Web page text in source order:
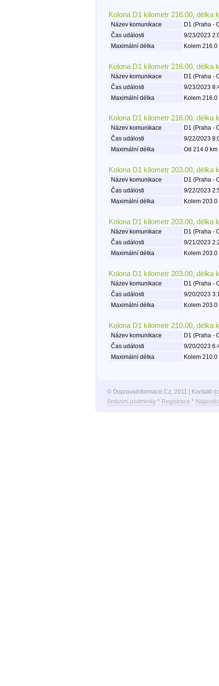
Kolona D1 kilometr 216.00, délka
Název komunikace
D1 (Praha -
Čas události
9/23/2023
Maximální délka
Kolem
Kolona D1 kilometr 216.00, délka
Název komunikace
D1 (Praha -
Čas události
9/23/2023
Maximální délka
Kolem
Kolona D1 kilometr 216.00, délka
Název komunikace
D1 (Praha -
Čas události
9/22/2023
Maximální délka
Od 214.0
Kolona D1 kilometr 203.00, délka
Název komunikace
D1 (Praha -
Čas události
9/22/2023
Maximální délka
Kolem
Kolona D1 kilometr 203.00, délka
Název komunikace
D1 (Praha -
Čas události
9/21/2023
Maximální délka
Kolem
Kolona D1 kilometr 203.00, délka
Název komunikace
D1 (Praha -
Čas události
9/20/2023
Maximální délka
Kolem
Kolona D1 kilometr 210.00, délka
Název komunikace
D1 (Praha -
Čas události
9/20/2023
Maximální délka
Kolem
© DopravaInformace.Cz, 2011 | Kontakt
Smluvní podmínky* Registrace *